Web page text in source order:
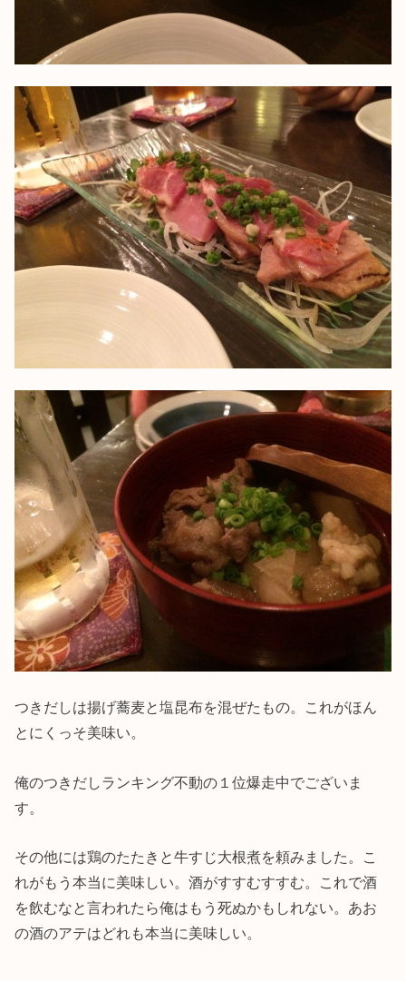
つきだしは揚げ蕎麦と塩昆布を混ぜたもの。これがほん
とにくっそ美味い。
俺のつきだしランキング不動の１位爆走中でございま
す。
その他には鶏のたたきと牛すじ大根煮を頼みました。こ
れがもう本当に美味しい。酒がすすむすすむ。これで酒
を飲むなと言われたら俺はもう死ぬかもしれない。あお
の酒のアテはどれも本当に美味しい。